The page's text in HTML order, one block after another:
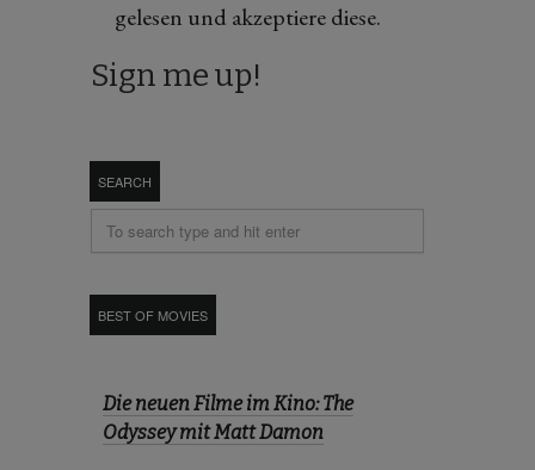
gelesen und akzeptiere diese.
SEARCH
BEST OF MOVIES
Die neuen Filme im Kino: The
Odyssey mit Matt Damon